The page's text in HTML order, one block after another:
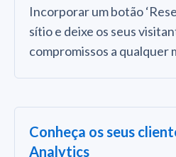
Incorporar um botão
sítio e deixe os seus
compromissos a qualquer
Conheça os seus
Analytics